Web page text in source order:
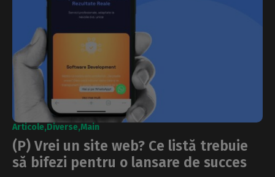
Articole Diverse Main
(P) Vrei un site web? Ce listă trebuie
să bifezi pentru o lansare de succes